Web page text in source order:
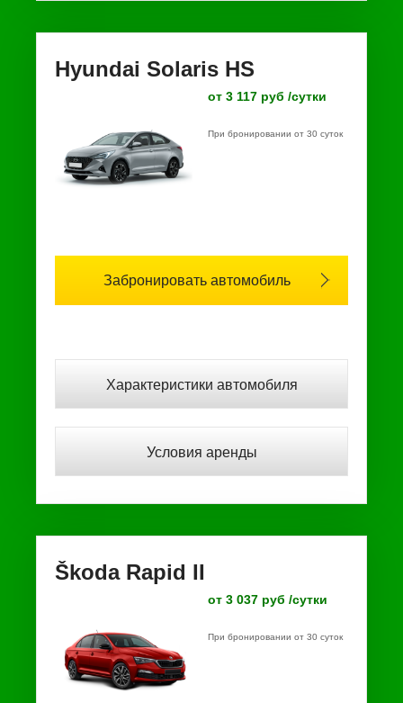
Hyundai Solaris HS
от 3 117 руб /сутки
При бронировании от 30 суток
Забронировать автомобиль
Характеристики автомобиля
Условия аренды
Škoda Rapid II
от 3 037 руб /сутки
При бронировании от 30 суток